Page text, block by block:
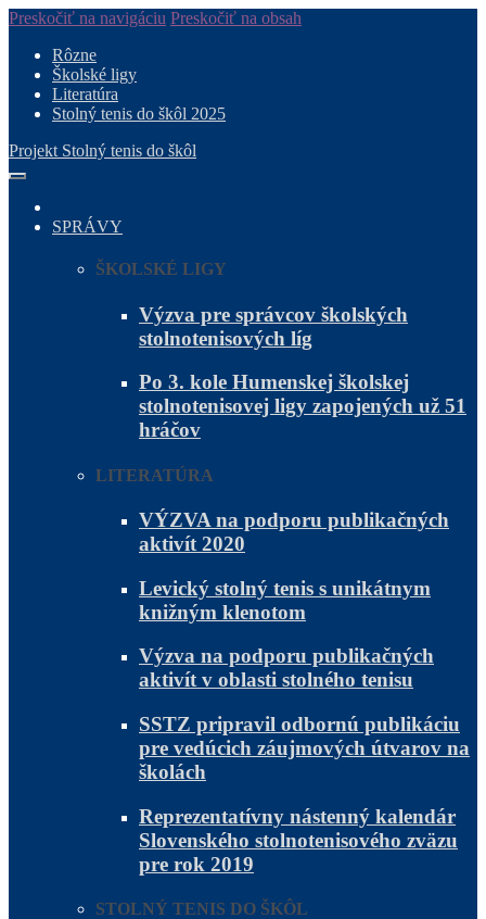
Preskočiť na navigáciu Preskočiť na obsah
Rôzne
Školské ligy
Literatúra
Stolný tenis do škôl 2025
Projekt Stolný tenis do škôl
SPRÁVY
ŠKOLSKÉ LIGY
Výzva pre správcov školských
stolnotenisových líg
Po 3. kole Humenskej školskej
stolnotenisovej ligy zapojených už 51
hráčov
LITERATÚRA
VÝZVA na podporu publikačných
aktivít 2020
Levický stolný tenis s unikátnym
knižným klenotom
Výzva na podporu publikačných
aktivít v oblasti stolného tenisu
SSTZ pripravil odbornú publikáciu
pre vedúcich záujmových útvarov na
školách
Reprezentatívny nástenný kalendár
Slovenského stolnotenisového zväzu
pre rok 2019
STOLNÝ TENIS DO ŠKÔL